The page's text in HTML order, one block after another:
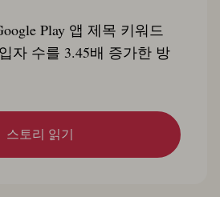
Play 앱 제목 키워드
자 수를 3.45배 증가한 방
스토리 읽기